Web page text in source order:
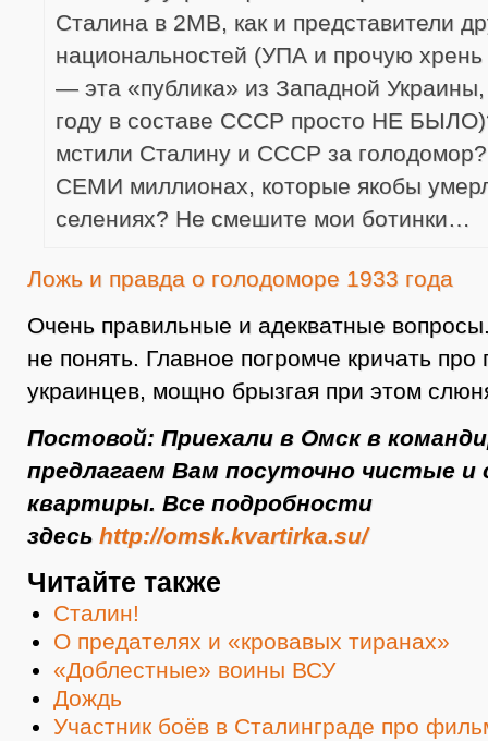
Сталина в 2МВ, как и представители
национальностей (УПА и прочую
— эта «публика» из Западной
году в составе СССР просто НЕ
мстили Сталину и СССР за
СЕМИ миллионах, которые якобы
селениях? Не смешите мои ботинки…
Ложь и правда о голодоморе 1933 года
Очень правильные и адекватные
не понять. Главное погромче кричать про
украинцев, мощно брызгая при этом
Постовой: Приехали в Омск в
предлагаем Вам посуточно чистые
квартиры. Все подробности
здесь http://omsk.kvartirka.su/
Читайте также
Сталин!
О предателях и «кровавых тиранах»
«Доблестные» воины ВСУ
Дождь
Участник боёв в Сталинграде про